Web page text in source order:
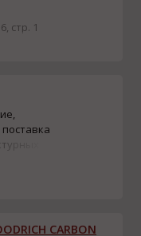
в
стр. 1
CARBON